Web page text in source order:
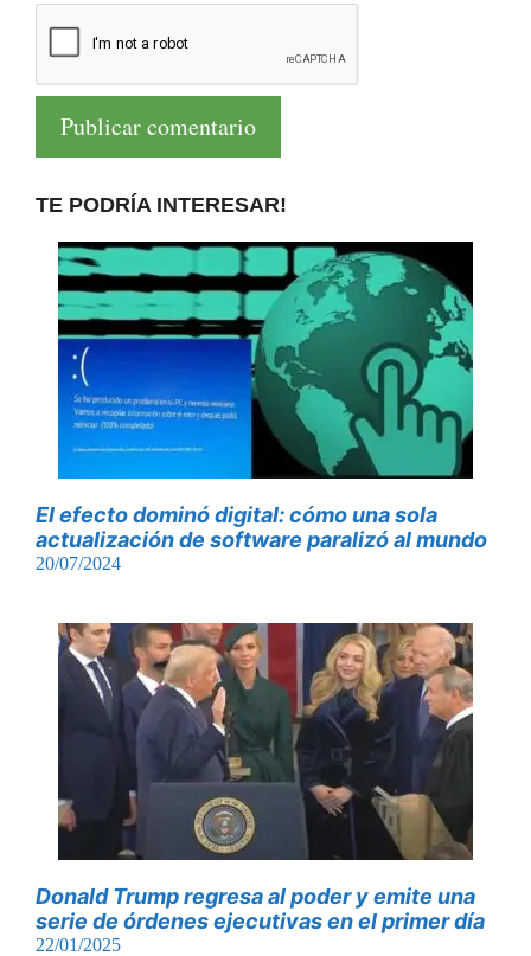
TE PODRÍA INTERESAR!
El efecto dominó digital: cómo una sola
actualización de software paralizó al mundo
20/07/2024
Donald Trump regresa al poder y emite una
serie de órdenes ejecutivas en el primer día
22/01/2025